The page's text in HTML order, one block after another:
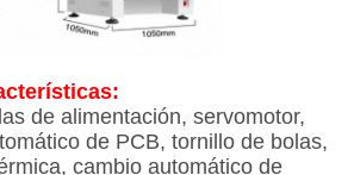
de alimentación, servomotor,
de PCB, tornillo de bolas,
cambio automático de